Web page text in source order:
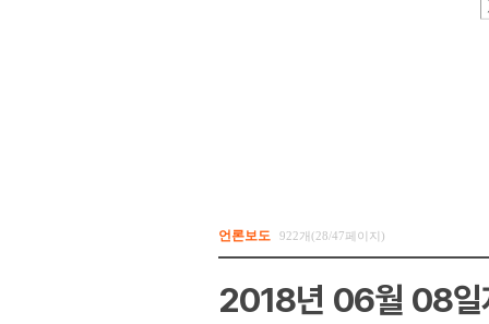
언론보도 922개(28/47페이지)
2018년 06월 08일